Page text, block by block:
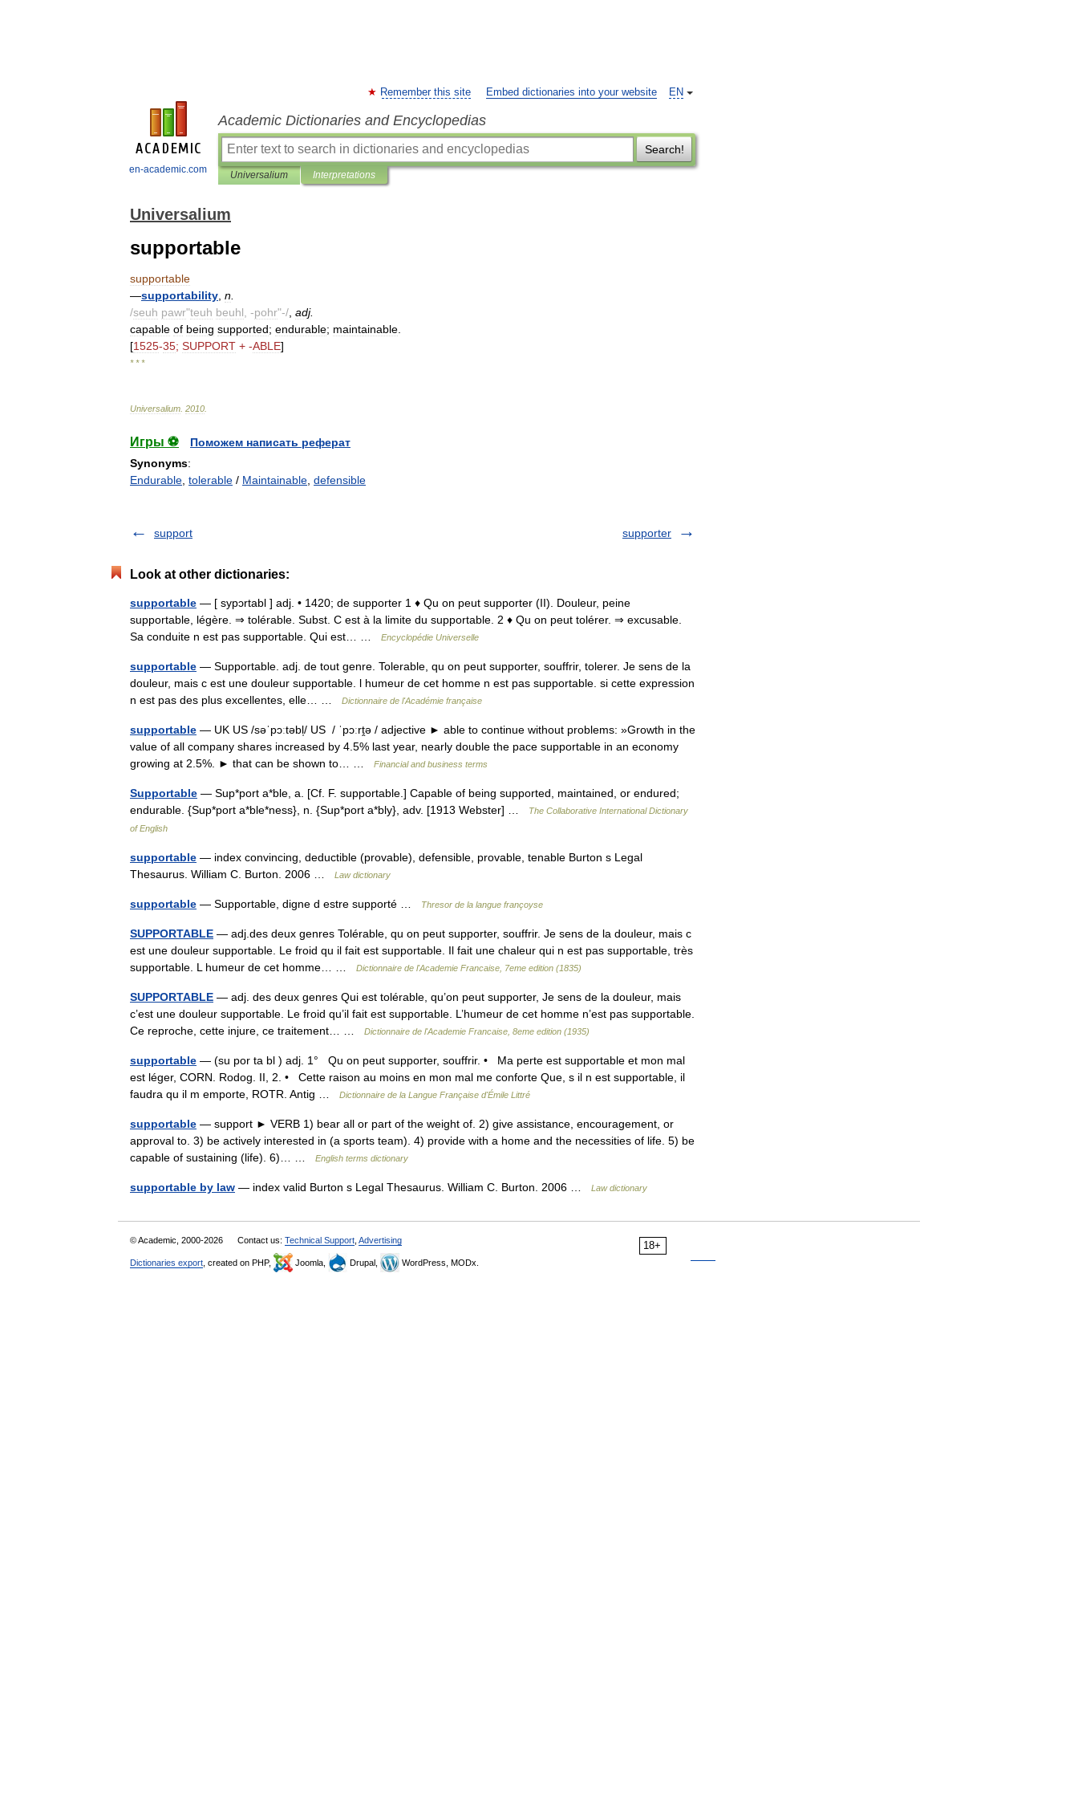
en-academic.com
EN
Remember this site Embed dictionaries into your website
Academic Dictionaries and Encyclopedias
Search!
Universalium Interpretations
Universalium
supportable
supportable
—supportability n
/seuh pawr"teuh beuhl , -pohr"-/ adj.
capable of being supported; endurable; maintainable
[1525-35; SUPPORT + -ABLE]
* * *
Universalium 2010
Игры ⚽
Поможем написать реферат
Synonyms:
Endurable tolerable / Maintainable defensible
support supporter
Look at other dictionaries:
supportable — [ sypɔrtabl ] adj. • 1420; de supporter 1 ♦ Qu on peut supporter (II). Douleur, peine
supportable, légère. ⇒ tolérable. Subst. C est à la limite du supportable. 2 ♦ Qu on peut tolérer. ⇒ excusable.
Sa conduite n est pas supportable. Qui est… …
Encyclopédie Universelle
supportable — Supportable. adj. de tout genre. Tolerable, qu on peut supporter, souffrir, tolerer. Je sens de la
douleur, mais c est une douleur supportable. l humeur de cet homme n est pas supportable. si cette expression
n est pas des plus excellentes, elle… …
Dictionnaire de l'Académie française
supportable — UK US /səˈpɔːtəbl̩/ US / ˈpɔːrṱə / adjective ► able to continue without problems: »Growth in the
value of all company shares increased by 4.5% last year, nearly double the pace supportable in an economy
growing at 2.5%. ► that can be shown to… …
Financial and business terms
Supportable — Sup*port a*ble, a. [Cf. F. supportable.] Capable of being supported, maintained, or endured;
endurable. {Sup*port a*ble*ness}, n. {Sup*port a*bly}, adv. [1913 Webster] …
The Collaborative International Dictionary
of English
supportable — index convincing, deductible (provable), defensible, provable, tenable Burton s Legal
Thesaurus. William C. Burton. 2006 …
Law dictionary
supportable — Supportable, digne d estre supporté … Thresor de la langue françoyse
SUPPORTABLE — adj.des deux genres Tolérable, qu on peut supporter, souffrir. Je sens de la douleur, mais c
est une douleur supportable. Le froid qu il fait est supportable. Il fait une chaleur qui n est pas supportable, très
supportable. L humeur de cet homme… …
Dictionnaire de l'Academie Francaise, 7eme edition (1835)
SUPPORTABLE — adj. des deux genres Qui est tolérable, qu’on peut supporter, Je sens de la douleur, mais
c’est une douleur supportable. Le froid qu’il fait est supportable. L’humeur de cet homme n’est pas supportable.
Ce reproche, cette injure, ce traitement… …
Dictionnaire de l'Academie Francaise, 8eme edition (1935)
supportable — (su por ta bl ) adj. 1° Qu on peut supporter, souffrir. • Ma perte est supportable et mon mal
est léger, CORN. Rodog. II, 2. • Cette raison au moins en mon mal me conforte Que, s il n est supportable, il
faudra qu il m emporte, ROTR. Antig …
Dictionnaire de la Langue Française d'Émile Littré
supportable — support ► VERB 1) bear all or part of the weight of. 2) give assistance, encouragement, or
approval to. 3) be actively interested in (a sports team). 4) provide with a home and the necessities of life. 5) be
capable of sustaining (life). 6)… …
English terms dictionary
supportable by law — index valid Burton s Legal Thesaurus. William C. Burton. 2006 … Law dictionary
18+
© Academic, 2000-2026 Contact us: Technical Support Advertising
Dictionaries export , created on PHP, Joomla, Drupal, WordPress, MODx.